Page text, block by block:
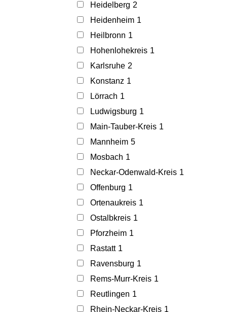
Heidelberg 2
Heidenheim 1
Heilbronn 1
Hohenlohekreis 1
Karlsruhe 2
Konstanz 1
Lörrach 1
Ludwigsburg 1
Main-Tauber-Kreis 1
Mannheim 5
Mosbach 1
Neckar-Odenwald-Kreis 1
Offenburg 1
Ortenaukreis 1
Ostalbkreis 1
Pforzheim 1
Rastatt 1
Ravensburg 1
Rems-Murr-Kreis 1
Reutlingen 1
Rhein-Neckar-Kreis 1